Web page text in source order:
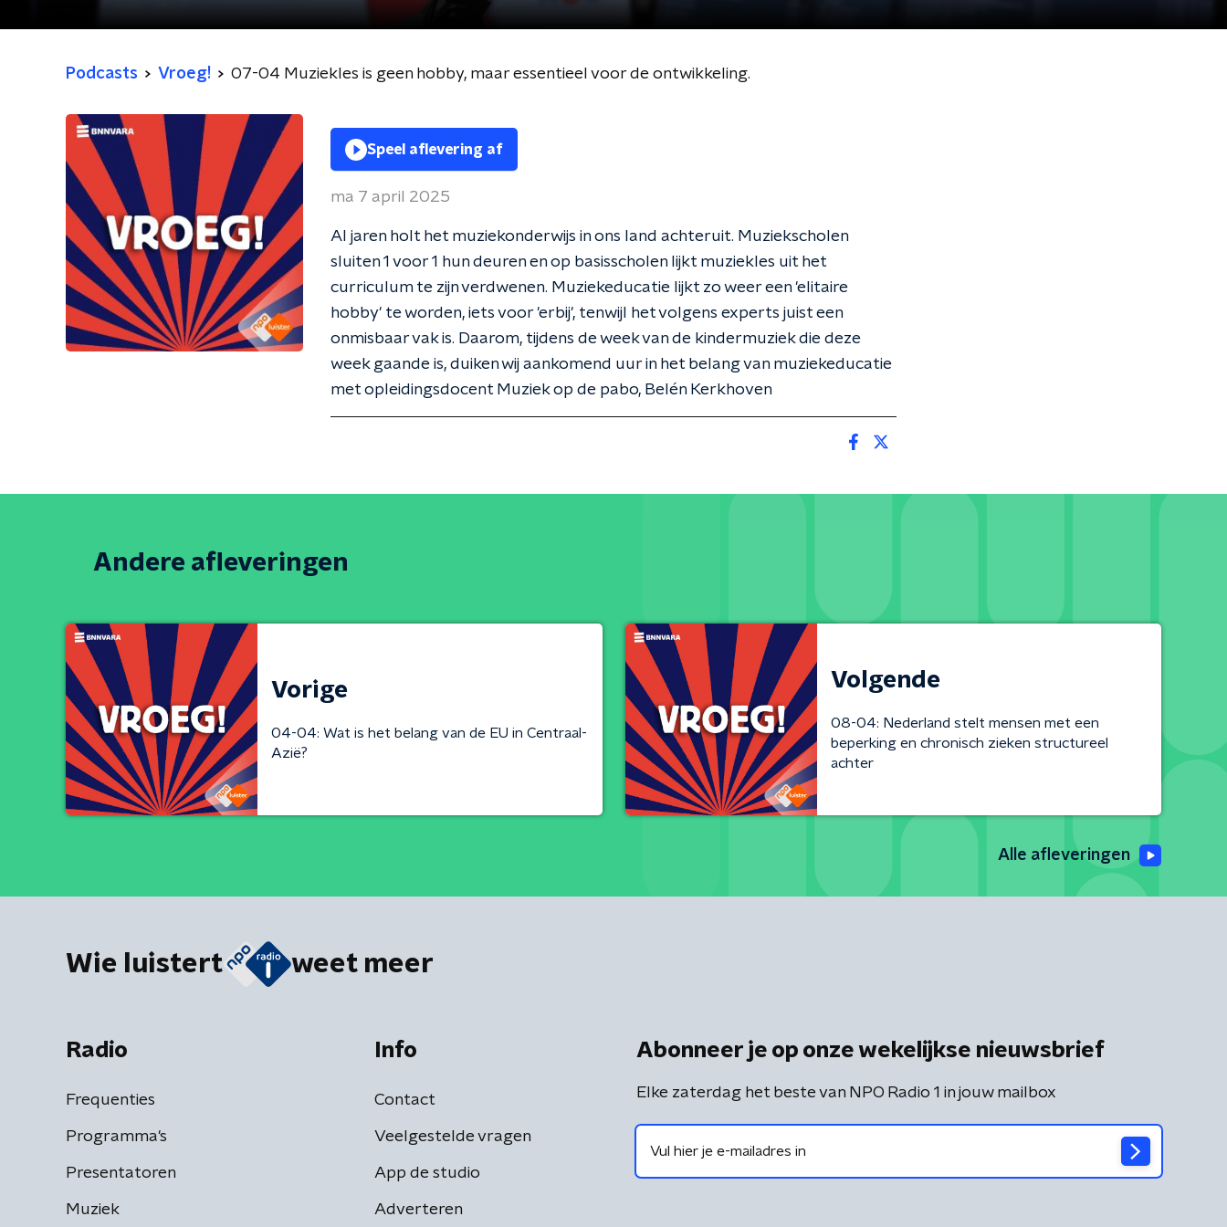
Podcasts Vroeg! 07-04 Muziekles is geen hobby, maar essentieel voor de ontwikkeling.
Speel aflevering af
ma 7 april 2025
Al jaren holt het muziekonderwijs in ons land achteruit. Muziekscholen
sluiten 1 voor 1 hun deuren en op basisscholen lijkt muziekles uit het
curriculum te zijn verdwenen. Muziekeducatie lijkt zo weer een 'elitaire
hobby' te worden, iets voor 'erbij', tenwijl het volgens experts juist een
onmisbaar vak is. Daarom, tijdens de week van de kindermuziek die deze
week gaande is, duiken wij aankomend uur in het belang van muziekeducatie
met opleidingsdocent Muziek op de pabo, Belén Kerkhoven
Andere afleveringen
Vorige
04-04: Wat is het belang van de EU in Centraal-
Azië?
Volgende
08-04: Nederland stelt mensen met een
beperking en chronisch zieken structureel
achter
Alle afleveringen
Wie luistert weet meer
Radio
Frequenties
Programma's
Presentatoren
Muziek
Info
Contact
Veelgestelde vragen
App de studio
Adverteren
Abonneer je op onze wekelijkse nieuwsbrief
Elke zaterdag het beste van NPO Radio 1 in jouw mailbox